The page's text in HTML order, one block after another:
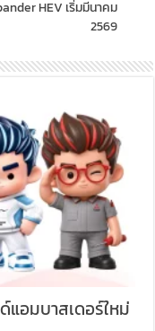
HEV เริ่มมีนาคม
2569
แอมบาสเดอร์ใหม่